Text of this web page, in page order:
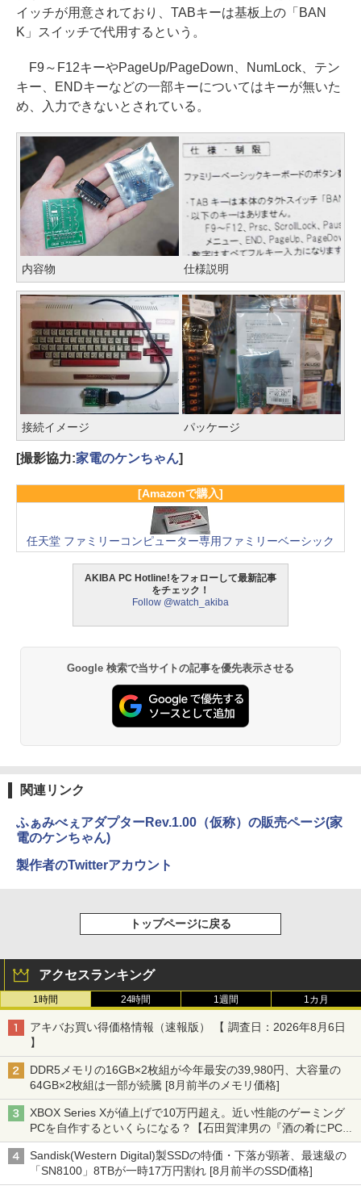
イッチが用意されており、TABキーは基板上の「BAN
K」スイッチで代用するという。
F9～F12キーやPageUp/PageDown、NumLock、テン
キー、ENDキーなどの一部キーについてはキーが無いた
め、入力できないとされている。
内容物 仕様説明
接続イメージ パッケージ
[撮影協力:家電のケンちゃん]
[Amazonで購入]
任天堂 ファミリーコンピューター専用ファミリーベーシック
AKIBA PC Hotline!をフォローして最新記事
をチェック！
Follow @watch_akiba
Google 検索で当サイトの記事を優先表示させる
関連リンク
ふぁみべぇアダプターRev.1.00（仮称）の販売ページ(家
電のケンちゃん)
製作者のTwitterアカウント
トップページに戻る
アクセスランキング
1時間 24時間 1週間 1カ月
アキバお買い得価格情報（速報版） 【 調査日：2026年8月6日
】
DDR5メモリの16GB×2枚組が今年最安の39,980円、大容量の
64GB×2枚組は一部が続騰 [8月前半のメモリ価格]
XBOX Series Xが値上げで10万円超え。近い性能のゲーミング
PCを自作するといくらになる？【石田賀津男の『酒の肴にPCゲ
ーム』】
Sandisk(Western Digital)製SSDの特価・下落が顕著、最速級の
「SN8100」8TBが一時17万円割れ [8月前半のSSD価格]